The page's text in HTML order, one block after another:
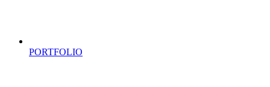
PORTFOLIO